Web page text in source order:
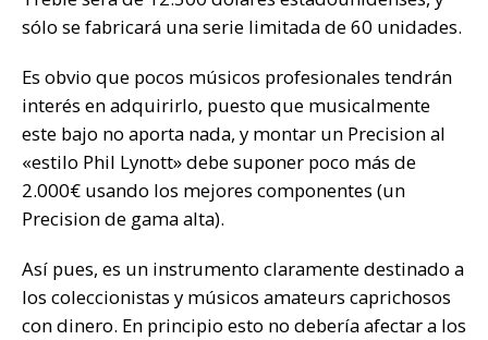
sólo se fabricará una serie limitada de 60 unidades.
Es obvio que pocos músicos profesionales tendrán
interés en adquirirlo, puesto que musicalmente
este bajo no aporta nada, y montar un Precision al
«estilo Phil Lynott» debe suponer poco más de
2.000€ usando los mejores componentes (un
Precision de gama alta).
Así pues, es un instrumento claramente destinado a
los coleccionistas y músicos amateurs caprichosos
con dinero. En principio esto no debería afectar a los